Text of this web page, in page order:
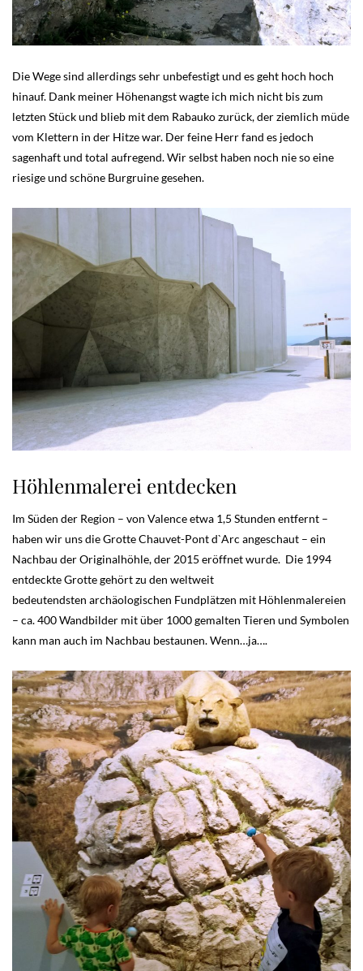
Die Wege sind allerdings sehr unbefestigt und es geht hoch hoch
hinauf. Dank meiner Höhenangst wagte ich mich nicht bis zum
letzten Stück und blieb mit dem Rabauko zurück, der ziemlich müde
vom Klettern in der Hitze war. Der feine Herr fand es jedoch
sagenhaft und total aufregend. Wir selbst haben noch nie so eine
riesige und schöne Burgruine gesehen.
Höhlenmalerei entdecken
Im Süden der Region – von Valence etwa 1,5 Stunden entfernt –
haben wir uns die Grotte Chauvet-Pont d`Arc angeschaut – ein
Nachbau der Originalhöhle, der 2015 eröffnet wurde. Die 1994
entdeckte Grotte gehört zu den weltweit
bedeutendsten archäologischen Fundplätzen mit Höhlenmalereien
– ca. 400 Wandbilder mit über 1000 gemalten Tieren und Symbolen
kann man auch im Nachbau bestaunen. Wenn…ja….